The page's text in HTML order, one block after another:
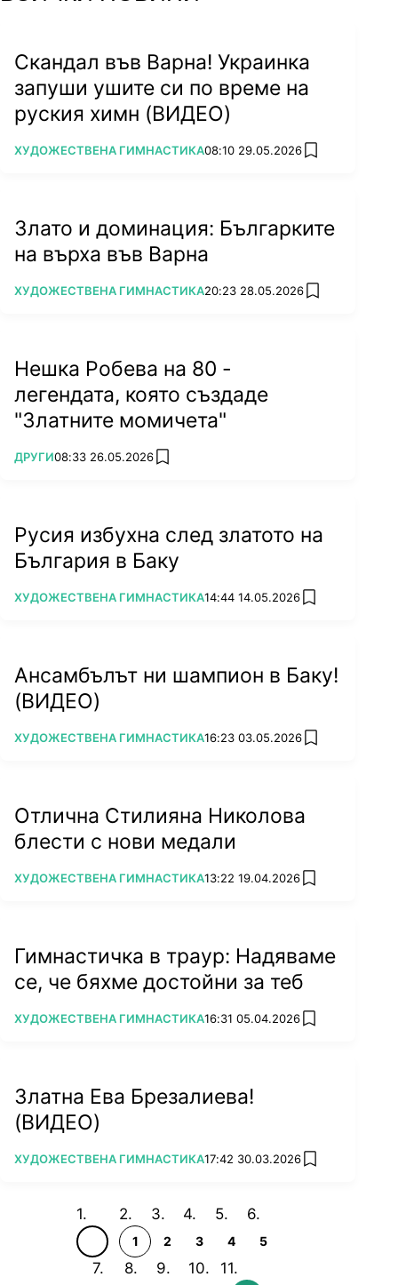
Скандал във Варна! Украинка
запуши ушите си по време на
руския химн (ВИДЕО)
ПОВЕЧЕ ОТ
ХУДОЖЕСТВЕНА ГИМНАСТИКА08:10 29.05.2026 add favorites
Злато и доминация: Българките
на върха във Варна
ПОВЕЧЕ ОТ
ХУДОЖЕСТВЕНА ГИМНАСТИКА20:23 28.05.2026 add favorites
Нешка Робева на 80 -
легендата, която създаде
"Златните момичета"
ПОВЕЧЕ ОТ
ДРУГИ08:33 26.05.2026 add favorites
Русия избухна след златото на
България в Баку
ПОВЕЧЕ ОТ
ХУДОЖЕСТВЕНА ГИМНАСТИКА14:44 14.05.2026 add favorites
Ансамбълът ни шампион в Баку!
(ВИДЕО)
ПОВЕЧЕ ОТ
ХУДОЖЕСТВЕНА ГИМНАСТИКА16:23 03.05.2026 add favorites
Отлична Стилияна Николова
блести с нови медали
ПОВЕЧЕ ОТ
ХУДОЖЕСТВЕНА ГИМНАСТИКА13:22 19.04.2026 add favorites
Гимнастичка в траур: Надяваме
се, че бяхме достойни за теб
ПОВЕЧЕ ОТ
ХУДОЖЕСТВЕНА ГИМНАСТИКА16:31 05.04.2026 add favorites
Златна Ева Брезалиева!
(ВИДЕО)
ПОВЕЧЕ ОТ
ХУДОЖЕСТВЕНА ГИМНАСТИКА17:42 30.03.2026 add favorites
1 2 3 4 5